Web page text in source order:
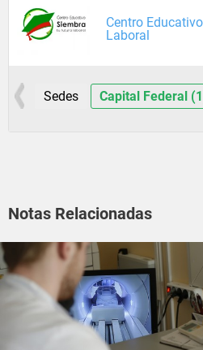
Centro
Laboral
Sedes Capital Federal
Notas Relacionadas